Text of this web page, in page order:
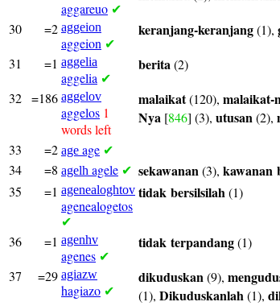
aggareuo ✔
30 =2 aggeion
aggeion ✔
keranjang-keranjang(1),
31 =1 aggelia
aggelia ✔
berita(2)
32 =186 aggelov
aggelos 1
words left
malaikat(120), malaikat-
Nya [846] (3), utusan(2),
33 =2 age age ✔
34
=8 agelh agele ✔ sekawanan(3), kawanan
35
=1 agenealoghtov
agenealogetos
✔
tidak bersilsilah(1)
36
=1 agenhv
agenes ✔
tidak terpandang(1)
37 =29 agiazw
hagiazo ✔
dikuduskan(9),
(1), Dikuduskanlah(1),